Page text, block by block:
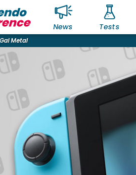
News Tests
Gal Metal